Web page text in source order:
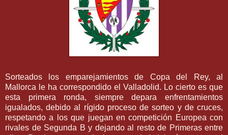
Sorteados los emparejamientos de Copa del Rey, al
Mallorca le ha correspondido el Valladolid. Lo cierto es que
esta primera ronda, siempre depara enfrentamientos
igualados, debido al rígidoproceso de sorteo y de cruces,
respetando a los que juegan en competición Europea con
rivales de Segunda B y dejando al resto de Primeras entre